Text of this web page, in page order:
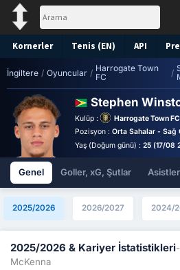
Kornerler Tenis (EN) API
İngiltere / Oyuncular / Harrogate Town
FC
/
Stephen
Kulüp : Harrogate Town FC
Pozisyon : Orta Sahalar - Sağ
Yaş (Doğum günü) : 25 (17/08
Genel Goller, xG, Şutlar
2025/2026 2026/2027 2024/
2025/2026 & Kariyer İstatistikleri
McKenna